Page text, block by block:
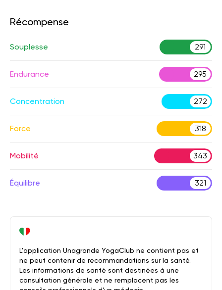
Récompense
Souplesse 291
Endurance 295
Concentration 272
Force 318
Mobilité 343
Équilibre 321
L'application Unagrande YogaClub ne contient pas et
ne peut contenir de recommandations sur la santé.
Les informations de santé sont destinées à une
consultation générale et ne remplacent pas les